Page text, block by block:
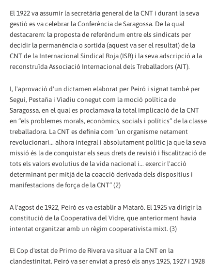
El 1922 va assumir la secretària general de la CNT i durant la seva
gestió es va celebrar la Conferència de Saragossa. De la qual
destacarem: la proposta de referèndum entre els sindicats per
decidir la permanència o sortida (aquest va ser el resultat) de la
CNT de la Internacional Sindical Roja (ISR) i la seva adscripció a la
reconstruïda Associació Internacional dels Treballadors (AIT).
I, l'aprovació d'un dictamen elaborat per Peiró i signat també per
Seguí, Pestaña i Viadiu conegut com la moció política de
Saragossa, en el qual es proclamava la total implicació de la CNT
en “els problemes morals, econòmics, socials i polítics” de la classe
treballadora. La CNT es definia com “un organisme netament
revolucionari... alhora integral i absolutament polític ja que la seva
missió és la de conquistar els seus drets de revisió i fiscalització de
tots els valors evolutius de la vida nacional i... exercir l'acció
determinant per mitjà de la coacció derivada dels dispositius i
manifestacions de força de la CNT” (2)
A l'agost de 1922, Peiró es va establir a Mataró. El 1925 va dirigir la
constitució de la Cooperativa del Vidre, que anteriorment havia
intentat organitzar amb un règim cooperativista mixt. (3)
El Cop d'estat de Primo de Rivera va situar a la CNT en la
clandestinitat. Peiró va ser enviat a presó els anys 1925, 1927 i 1928